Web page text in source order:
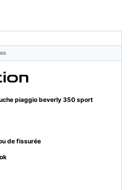
piaggio beverly 350 sport
de fissurée